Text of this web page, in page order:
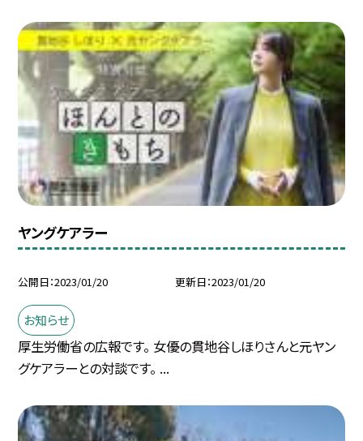
ヤングケアラー
公開日 2023/01/20 更新日 2023/01/20
お知らせ
厚生労働省の広報です。 女優の貫地谷しほりさんと元ヤン
グケアラーとの対談です。 ...